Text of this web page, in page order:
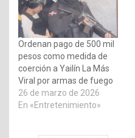
Ordenan pago de 500 mil
pesos como medida de
coerción a Yailín La Más
Viral por armas de fuego
26 de marzo de 2026
En «Entretenimiento»